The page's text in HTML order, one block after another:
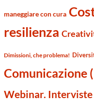
maneggiare con cura
resilienza
Dimissioni, che problema!
Comunicazione
Webinar. Interviste